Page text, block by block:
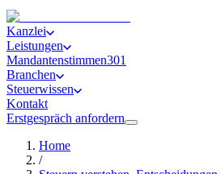
Kanzlei
Leistungen
Mandantenstimmen301
Branchen
Steuerwissen
Kontakt
Erstgespräch anfordern
Home
/